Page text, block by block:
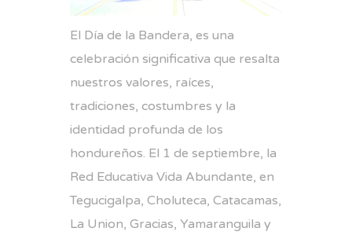
El Día de la Bandera, es una
celebración significativa que resalta
nuestros valores, raíces,
tradiciones, costumbres y la
identidad profunda de los
hondureños. El 1 de septiembre, la
Red Educativa Vida Abundante, en
Tegucigalpa, Choluteca, Catacamas,
La Union, Gracias, Yamaranguila y